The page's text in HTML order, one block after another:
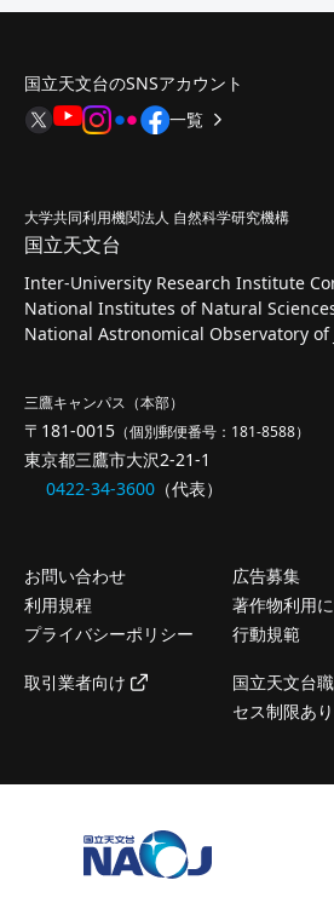
国立天文台のSNSアカウント
一覧
大学共同利用機関法人 自然科学研究機構
国立天文台
Inter-University Research Institute
National Institutes of Natural
National Astronomical Observatory of
三鷹キャンパス（本部）
〒181-0015 （個別郵便番号：181-8588）
東京都三鷹市大沢2-21-1
0422-34-3600 （代表）
お問い合わせ
広告募集
利用規程
著作物利用
プライバシーポリシー
行動規範
取引業者向け
国立天文台
セス制限あり